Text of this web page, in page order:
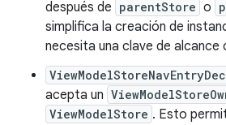
después de parentStore o
simplifica la creación de
necesita una clave de
acepta un
ViewModelStore . Esto